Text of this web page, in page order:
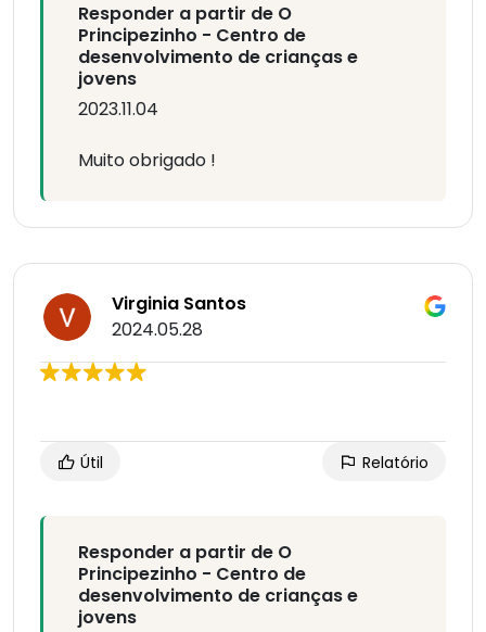
Responder a partir de O
Principezinho - Centro de
desenvolvimento de crianças e
jovens
2023.11.04
Muito obrigado !
Virginia Santos
2024.05.28
Útil Relatório
Responder a partir de O
Principezinho - Centro de
desenvolvimento de crianças e
jovens